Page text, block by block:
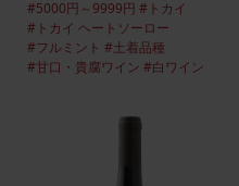
#5000円～9999円 #トカイ
#トカイ ヘートソーロー
#フルミント #土着品種
#甘口・貴腐ワイン #白ワイン